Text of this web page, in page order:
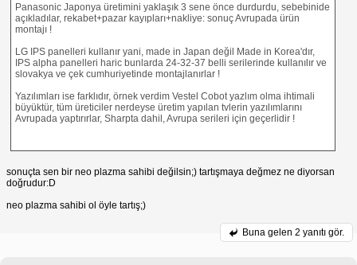
Panasonic Japonya üretimini yaklaşık 3 sene önce durdurdu, sebebinide
açıkladılar, rekabet+pazar kayıpları+nakliye: sonuç Avrupada ürün
montajı !
LG IPS panelleri kullanır yani, made in Japan değil Made in Korea'dır,
IPS alpha panelleri haric bunlarda 24-32-37 belli serilerinde kullanılır ve
slovakya ve çek cumhuriyetinde montajlanırlar !
Yazılımları ise farklıdır, örnek verdim Vestel Cobot yazlım olma ihtimali
büyüktür, tüm üreticiler nerdeyse üretim yapılan tvlerin yazılımlarını
Avrupada yaptırırlar, Sharpta dahil, Avrupa serileri için geçerlidir !
sonuçta sen bir neo plazma sahibi değilsin;) tartışmaya değmez ne diyorsan
doğrudur:D
neo plazma sahibi ol öyle tartış;)
Buna gelen 2 yanıtı gör.